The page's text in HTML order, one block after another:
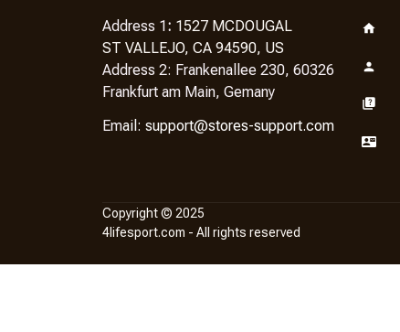
Address 1: 1527 MCDOUGAL
ST VALLEJO, CA 94590, US
Address 2: Frankenallee 230, 60326
Frankfurt am Main, Gemany
Email: support@stores-support.com
Copyright © 2025
4lifesport.com - All rights reserved